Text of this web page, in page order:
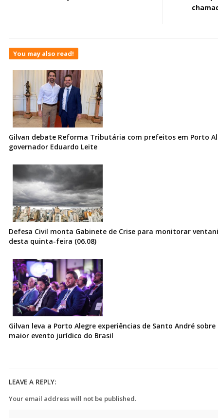
You may also read!
Gilvan debate Reforma Tributária com prefeitos em Porto
governador Eduardo Leite
Defesa Civil monta Gabinete de Crise para monitorar
desta quinta-feira (06.08)
Gilvan leva a Porto Alegre experiências de Santo André
maior evento jurídico do Brasil
LEAVE A REPLY:
Your email address will not be published.